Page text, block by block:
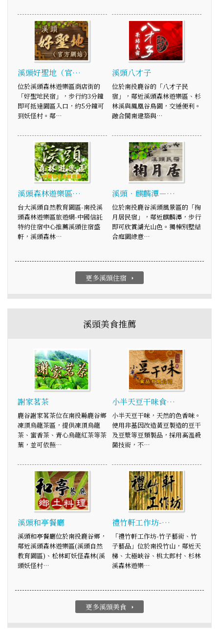
溪頭好聖地（官…
位於溪頭森林遊樂區商店街的
「好聖地民宿」，步行約3分鐘
即可抵達園區入口，約5分鐘可
到妖怪村。鄰…
溪頭八才子
位於南投鹿谷的「八才子民
宿」，鄰近溪頭森林遊樂區、杉
林溪與鳳凰谷鳥園，交通便利。
融合閩南建築與…
溪頭森林遊樂區…
台大溪頭自然教育園區-南投溪
頭森林遊樂區旅遊網-中國信託
特約住宿中心推薦溪頭住宿盛
軒，溪頭森林…
溪頭‧麒麟潭－…
位於南投鹿谷溪頭風景區的「掬
月居民宿」，鄰近麒麟潭，步行
即可欣賞湖光山色。獨棟別墅結
合庭園綠意…
更多溪頭住宿 arrow_right
溪頭美食推薦
謝家茗茶
鹿谷謝家茗茶位在南投縣鹿谷鄉
凍頂烏龍茶區，提供凍頂烏龍
茶、蜜香茶、青心烏龍紅茶等茶
葉，並可依照…
小半天豆干味食…
小半天豆干味，天然的色香味。
使用非基因改造黃豆製造的豆干
及豆漿等豆類製品，採用高溫殺
菌技術，不…
溪頭和亭餐廳
溪頭和亭餐廳位於南投鹿谷鄉，
鄰近溪頭森林遊樂區(溪頭自然
教育園區)、松林町妖怪森林(溪
頭妖怪村…
禮竹軒工作坊-…
「禮竹軒工作坊-竹子藝術、竹
子藝品」位於南投竹山，鄰近天
梯、太極峽谷、桃太郎村、杉林
溪森林遊樂…
更多溪頭美食 arrow_right